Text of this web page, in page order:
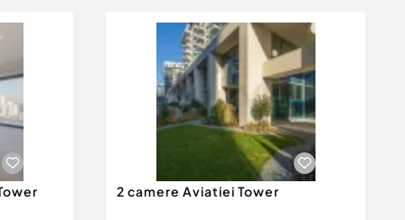
2 camere Aviatiei Tower